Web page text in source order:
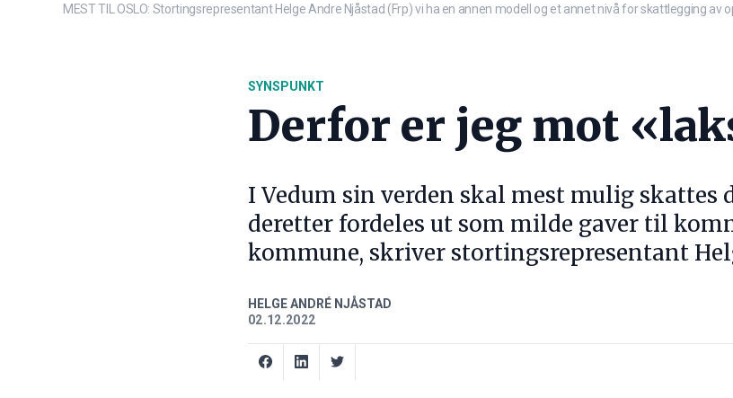
MEST TIL OSLO: Stortingsrepresentant Helge Andre Njåstad (Frp) vi ha en annen modell og et annet nivå for skattlegging
SYNSPUNKT
Derfor er jeg mot
I Vedum sin verden skal mest mulig
deretter fordeles ut som milde gaver til
kommune, skriver stortingsrepresentant
HELGE ANDRÉ NJÅSTAD
02.12.2022